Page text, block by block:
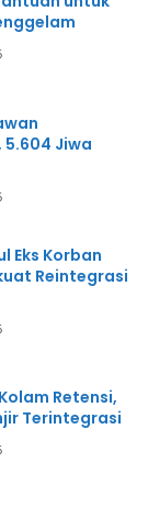
5.604 Jiwa
Eks Korban
Reintegrasi
Retensi,
Terintegrasi